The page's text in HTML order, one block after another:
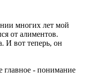
многих лет мой
от алиментов.
И вот теперь, он